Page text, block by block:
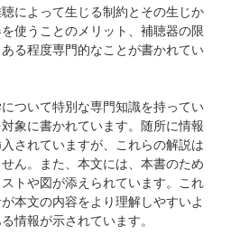
によって生じる制約とその生じか
使うことのメリット、補聴器の限
る程度専門的なことが書かれてい
ついて特別な専門知識を持ってい
象に書かれています。随所に情報
されていますが、これらの解説は
ん。また、本文には、本書のため
トや図が添えられています。これ
本文の内容をより理解しやすいよ
情報が示されています。